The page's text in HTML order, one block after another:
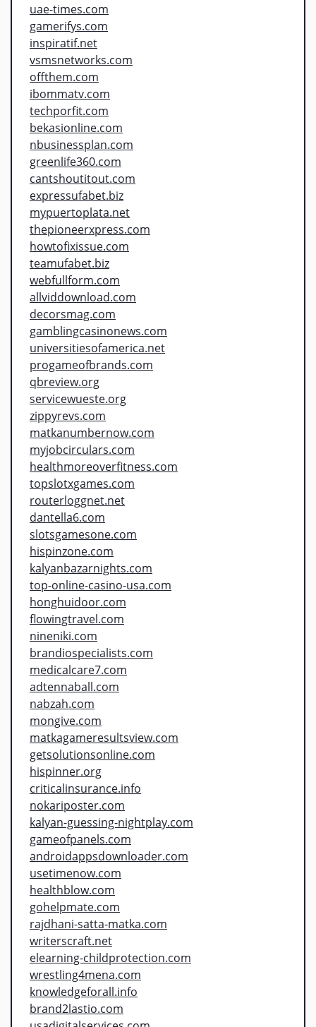
uae-times.com
gamerifys.com
inspiratif.net
vsmsnetworks.com
offthem.com
ibommatv.com
techporfit.com
bekasionline.com
nbusinessplan.com
greenlife360.com
cantshoutitout.com
expressufabet.biz
mypuertoplata.net
thepioneerxpress.com
howtofixissue.com
teamufabet.biz
webfullform.com
allviddownload.com
decorsmag.com
gamblingcasinonews.com
universitiesofamerica.net
progameofbrands.com
qbreview.org
servicewueste.org
zippyrevs.com
matkanumbernow.com
myjobcirculars.com
healthmoreoverfitness.com
topslotxgames.com
routerloggnet.net
dantella6.com
slotsgamesone.com
hispinzone.com
kalyanbazarnights.com
top-online-casino-usa.com
honghuidoor.com
flowingtravel.com
nineniki.com
brandiospecialists.com
medicalcare7.com
adtennaball.com
nabzah.com
mongive.com
matkagameresultsview.com
getsolutionsonline.com
hispinner.org
criticalinsurance.info
nokariposter.com
kalyan-guessing-nightplay.com
gameofpanels.com
androidappsdownloader.com
usetimenow.com
healthblow.com
gohelpmate.com
rajdhani-satta-matka.com
writerscraft.net
elearning-childprotection.com
wrestling4mena.com
knowledgeforall.info
brand2lastio.com